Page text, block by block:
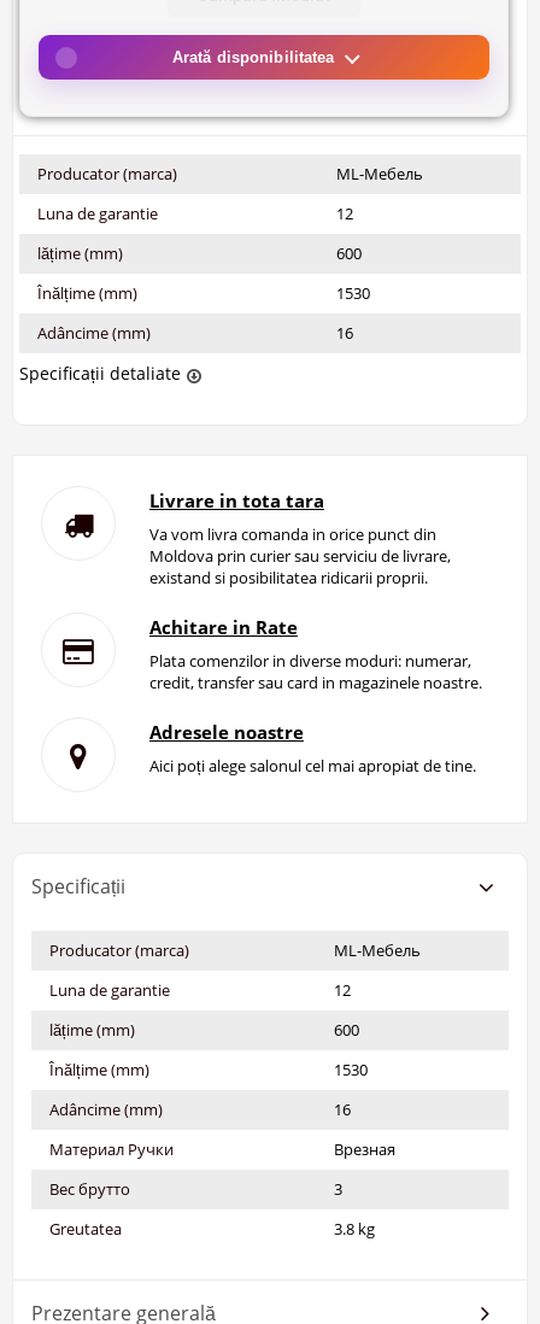
Arată disponibilitatea
Producator (marca)
ML-Мебель
Luna de garantie
12
lățime (mm)
600
Înălțime (mm)
1530
Adâncime (mm)
16
Specificații detaliate
Livrare in tota tara
Va vom livra comanda in orice punct din
Moldova prin curier sau serviciu de livrare,
existand si posibilitatea ridicarii proprii.
Achitare in Rate
Plata comenzilor in diverse moduri: numerar,
credit, transfer sau card in magazinele noastre.
Adresele noastre
Aici poți alege salonul cel mai apropiat de tine.
Specificații
Producator (marca)
ML-Мебель
Luna de garantie
12
lățime (mm)
600
Înălțime (mm)
1530
Adâncime (mm)
16
Материал Ручки
Врезная
Вес брутто
3
Greutatea
3.8 kg
Prezentare generală